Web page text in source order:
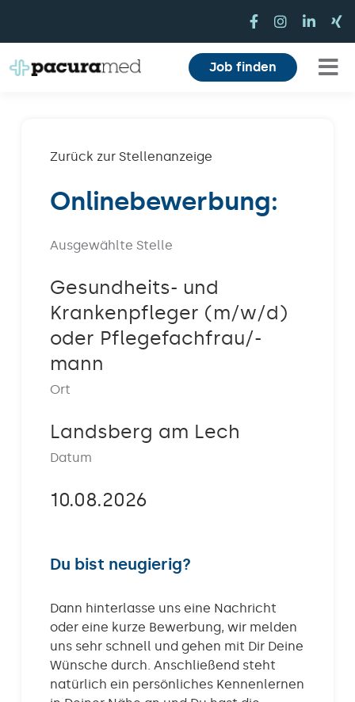
springen
Für Einrichtungen
Mitarbeiterbereich
Karriere
Über uns
Kontakt
Job finden
Zurück zur Stellenanzeige
Onlinebewerbung:
Ausgewählte Stelle
Gesundheits- und
Krankenpfleger (m/w/d)
oder Pflegefachfrau/-
mann
Ort
Landsberg am Lech
Datum
10.08.2026
Du bist neugierig?
Dann hinterlasse uns eine Nachricht
oder eine kurze Bewerbung, wir melden
uns sehr schnell und gehen mit Dir Deine
Wünsche durch. Anschließend steht
natürlich ein persönliches Kennenlernen